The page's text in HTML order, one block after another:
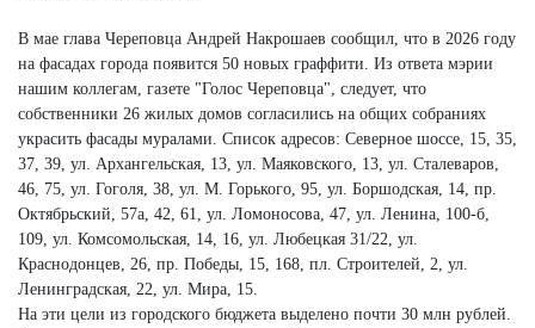
В мае глава Череповца Андрей Накрошаев сообщил, что в 2026 году
на фасадах города появится 50 новых граффити. Из ответа мэрии
нашим коллегам, газете "Голос Череповца", следует, что
собственники 26 жилых домов согласились на общих собраниях
украсить фасады муралами. Список адресов: Северное шоссе, 15, 35,
37, 39, ул. Архангельская, 13, ул. Маяковского, 13, ул. Сталеваров,
46, 75, ул. Гоголя, 38, ул. М. Горького, 95, ул. Боршодская, 14, пр.
Октябрьский, 57а, 42, 61, ул. Ломоносова, 47, ул. Ленина, 100-б,
109, ул. Комсомольская, 14, 16, ул. Любецкая 31/22, ул.
Краснодонцев, 26, пр. Победы, 15, 168, пл. Строителей, 2, ул.
Ленинградская, 22, ул. Мира, 15.
На эти цели из городского бюджета выделено почти 30 млн рублей.